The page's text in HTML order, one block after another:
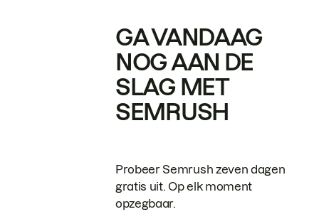
GA VANDAAG
NOG AAN DE
SLAG MET
SEMRUSH
Probeer Semrush zeven dagen
gratis uit. Op elk moment
opzegbaar.